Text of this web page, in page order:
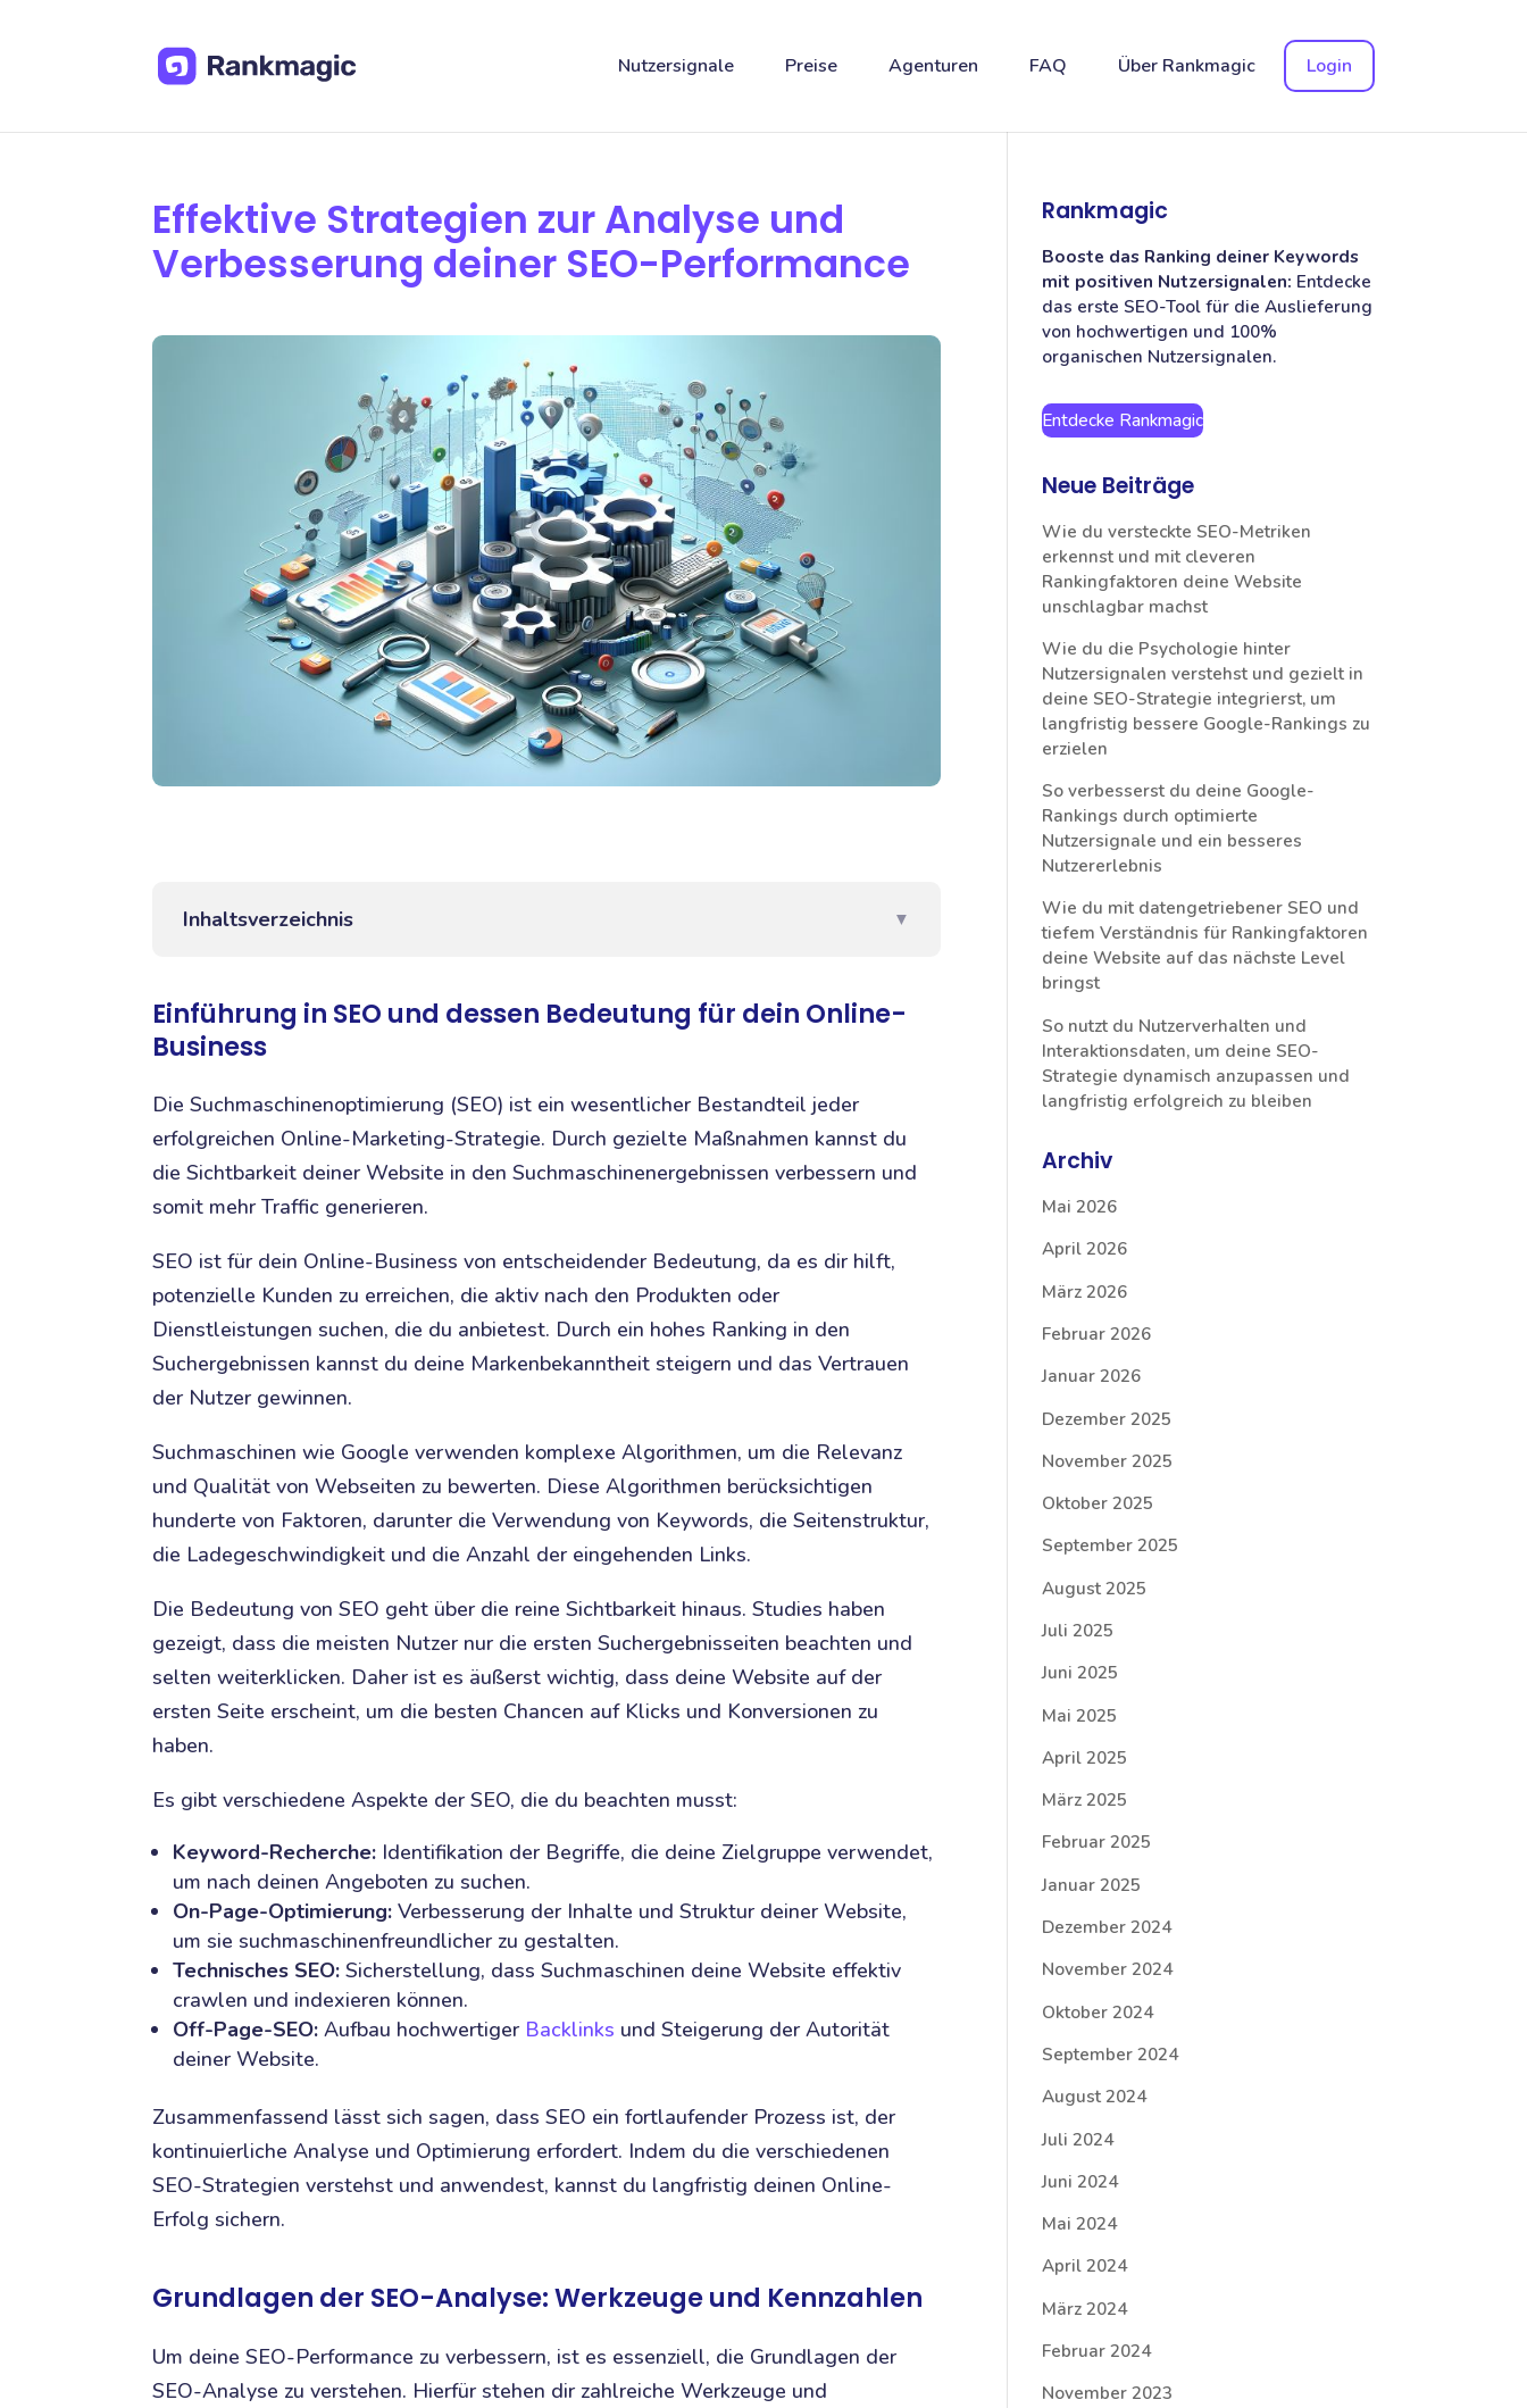
Nutzersignale Preise Agenturen FAQ Über Rankmagic Login
Effektive Strategien zur Analyse und
Verbesserung deiner SEO-Performance
Inhaltsverzeichnis ▼
Einführung in SEO und dessen Bedeutung für dein Online-
Business
Die Suchmaschinenoptimierung (SEO) ist ein wesentlicher Bestandteil jeder
erfolgreichen Online-Marketing-Strategie. Durch gezielte Maßnahmen kannst du
die Sichtbarkeit deiner Website in den Suchmaschinenergebnissen verbessern und
somit mehr Traffic generieren.
SEO ist für dein Online-Business von entscheidender Bedeutung, da es dir hilft,
potenzielle Kunden zu erreichen, die aktiv nach den Produkten oder
Dienstleistungen suchen, die du anbietest. Durch ein hohes Ranking in den
Suchergebnissen kannst du deine Markenbekanntheit steigern und das Vertrauen
der Nutzer gewinnen.
Suchmaschinen wie Google verwenden komplexe Algorithmen, um die Relevanz
und Qualität von Webseiten zu bewerten. Diese Algorithmen berücksichtigen
hunderte von Faktoren, darunter die Verwendung von Keywords, die Seitenstruktur,
die Ladegeschwindigkeit und die Anzahl der eingehenden Links.
Die Bedeutung von SEO geht über die reine Sichtbarkeit hinaus. Studies haben
gezeigt, dass die meisten Nutzer nur die ersten Suchergebnisseiten beachten und
selten weiterklicken. Daher ist es äußerst wichtig, dass deine Website auf der
ersten Seite erscheint, um die besten Chancen auf Klicks und Konversionen zu
haben.
Es gibt verschiedene Aspekte der SEO, die du beachten musst:
Keyword-Recherche: Identifikation der Begriffe, die deine Zielgruppe verwendet,
um nach deinen Angeboten zu suchen.
On-Page-Optimierung: Verbesserung der Inhalte und Struktur deiner Website,
um sie suchmaschinenfreundlicher zu gestalten.
Technisches SEO: Sicherstellung, dass Suchmaschinen deine Website effektiv
crawlen und indexieren können.
Off-Page-SEO: Aufbau hochwertiger Backlinks und Steigerung der Autorität
deiner Website.
Zusammenfassend lässt sich sagen, dass SEO ein fortlaufender Prozess ist, der
kontinuierliche Analyse und Optimierung erfordert. Indem du die verschiedenen
SEO-Strategien verstehst und anwendest, kannst du langfristig deinen Online-
Erfolg sichern.
Grundlagen der SEO-Analyse: Werkzeuge und Kennzahlen
Um deine SEO-Performance zu verbessern, ist es essenziell, die Grundlagen der
SEO-Analyse zu verstehen. Hierfür stehen dir zahlreiche Werkzeuge und
Rankmagic
Booste das Ranking deiner Keywords
mit positiven Nutzersignalen: Entdecke
das erste SEO-Tool für die Auslieferung
von hochwertigen und 100%
organischen Nutzersignalen.
Entdecke Rankmagic
Neue Beiträge
Wie du versteckte SEO-Metriken
erkennst und mit cleveren
Rankingfaktoren deine Website
unschlagbar machst
Wie du die Psychologie hinter
Nutzersignalen verstehst und gezielt in
deine SEO-Strategie integrierst, um
langfristig bessere Google-Rankings zu
erzielen
So verbesserst du deine Google-
Rankings durch optimierte
Nutzersignale und ein besseres
Nutzererlebnis
Wie du mit datengetriebener SEO und
tiefem Verständnis für Rankingfaktoren
deine Website auf das nächste Level
bringst
So nutzt du Nutzerverhalten und
Interaktionsdaten, um deine SEO-
Strategie dynamisch anzupassen und
langfristig erfolgreich zu bleiben
Archiv
Mai 2026
April 2026
März 2026
Februar 2026
Januar 2026
Dezember 2025
November 2025
Oktober 2025
September 2025
August 2025
Juli 2025
Juni 2025
Mai 2025
April 2025
März 2025
Februar 2025
Januar 2025
Dezember 2024
November 2024
Oktober 2024
September 2024
August 2024
Juli 2024
Juni 2024
Mai 2024
April 2024
März 2024
Februar 2024
November 2023